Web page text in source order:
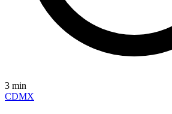
3 min
CDMX